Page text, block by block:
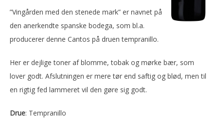
”Vingården med den stenede mark” er navnet på
den anerkendte spanske bodega, som bl.a.
producerer denne Cantos på druen tempranillo.
Her er dejlige toner af blomme, tobak og mørke bær, som
lover godt. Afslutningen er mere tør end saftig og blød, men til
en rigtig fed lammeret vil den gøre sig godt.
Drue: Tempranillo